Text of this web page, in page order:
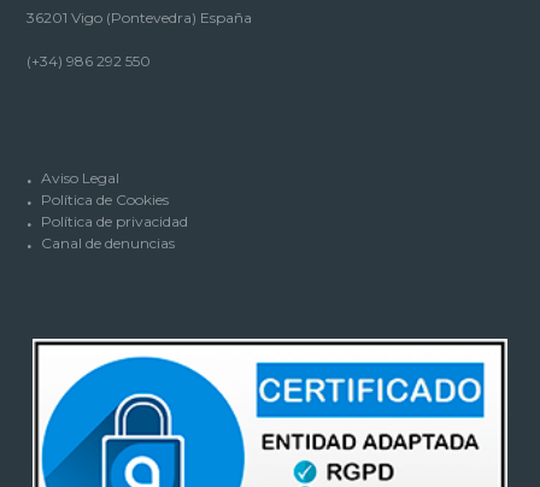
36201 Vigo (Pontevedra) España
(+34) 986 292 550
Aviso Legal
Política de Cookies
Política de privacidad
Canal de denuncias